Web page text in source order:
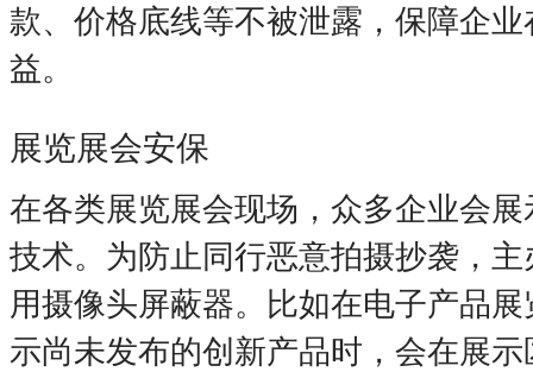
款、价格底线等不被泄露，保障企
益。
展览展会安保
在各类展览展会现场，众多企业会
技术。为防止同行恶意拍摄抄袭，
用摄像头屏蔽器。比如在电子产品
示尚未发布的创新产品时，会在展